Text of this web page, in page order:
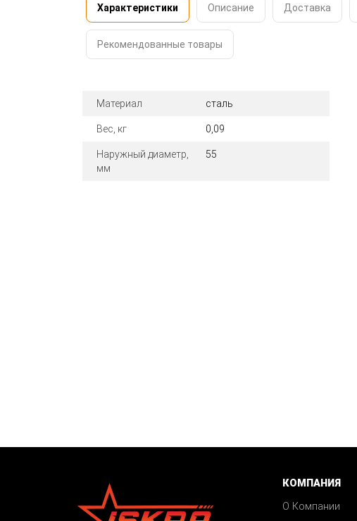
Характеристики Описание Доставка
Рекомендованные товары
Материал сталь
Вес, кг 0,09
Наружный диаметр,
мм
55
КОМПАНИЯ
О Компании